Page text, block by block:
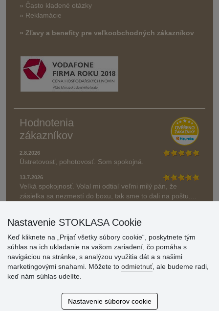
» Často kladené otázky
» Reklamácie
» Zľavy a benefity pre veľkoobchodných zákazníkov
Hodnotenia
zákazníkov
2.8.2026
Ústretovosť, pohotovosť. Som spokojná.
13.7.2026
Veľká spokojnosť. Volal mi odtiaľ veľmi milý pán, že
zásielka sa nezmestí do boxu, tak sme to dali na poštu....
» Aktuálne 6948 recenzií
Nastavenie STOKLASA Cookie
Keď kliknete na „Prijať všetky súbory cookie“, poskytnete tým
súhlas na ich ukladanie na vašom zariadení, čo pomáha s
navigáciou na stránke, s analýzou využitia dát a s našimi
marketingovými snahami. Môžete to odmietnuť, ale budeme radi,
keď nám súhlas udelíte.
Nastavenie súborov cookie